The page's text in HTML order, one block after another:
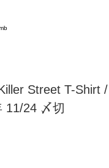
Street T-Shirt
11/24 〆切